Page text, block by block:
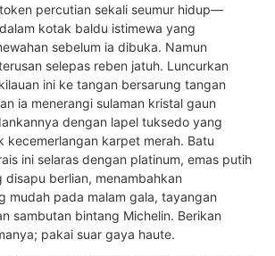
percutian sekali seumur hidup—
kotak baldu istimewa yang
sebelum ia dibuka. Namun
selepas reben jatuh. Luncurkan
ini ke tangan bersarung tangan
ia menerangi sulaman kristal gaun
dengan lapel tuksedo yang
kecemerlangan karpet merah. Batu
ini selaras dengan platinum, emas putih
disapu berlian, menambahkan
mudah pada malam gala, tayangan
sambutan bintang Michelin. Berikan
pakai suar gaya haute.